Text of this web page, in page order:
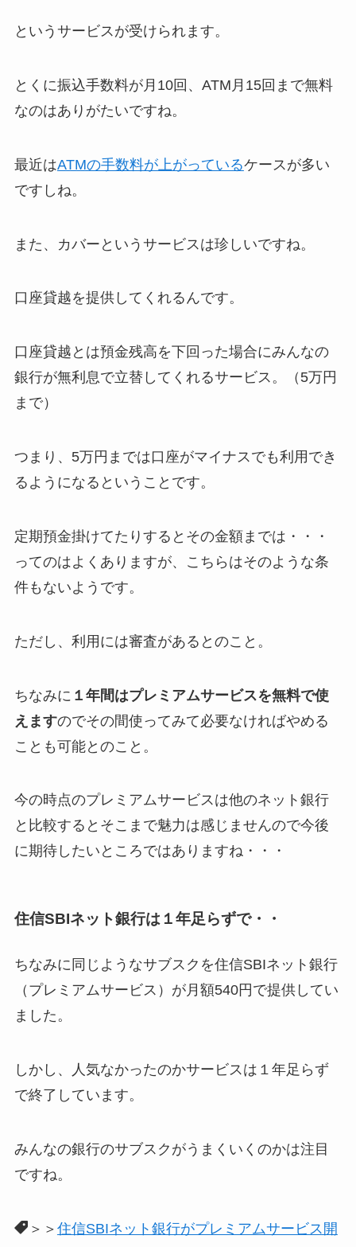
というサービスが受けられます。
とくに振込手数料が月10回、ATM月15回まで無料
なのはありがたいですね。
最近はATMの手数料が上がっているケースが多い
ですしね。
また、カバーというサービスは珍しいですね。
口座貸越を提供してくれるんです。
口座貸越とは預金残高を下回った場合にみんなの
銀行が無利息で立替してくれるサービス。（5万円
まで）
つまり、5万円までは口座がマイナスでも利用でき
るようになるということです。
定期預金掛けてたりするとその金額までは・・・
ってのはよくありますが、こちらはそのような条
件もないようです。
ただし、利用には審査があるとのこと。
ちなみに １年間はプレミアムサービスを無料で使
えますのでその間使ってみて必要なければやめる
ことも可能とのこと。
今の時点のプレミアムサービスは他のネット銀行
と比較するとそこまで魅力は感じませんので今後
に期待したいところではありますね・・・
住信SBIネット銀行は１年足らずで・・
ちなみに同じようなサブスクを住信SBIネット銀行
（プレミアムサービス）が月額540円で提供してい
ました。
しかし、人気なかったのかサービスは１年足らず
で終了しています。
みんなの銀行のサブスクがうまくいくのかは注目
ですね。
＞＞ 住信SBIネット銀行がプレミアムサービス開